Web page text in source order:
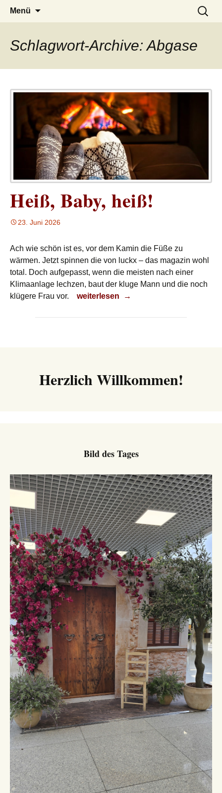
LUCKX
– das Magazin
Menü
Suchen
nach:
Schlagwort-Archive: Abgase
Heiß, Baby, heiß!
23. Juni 2026
Ach wie schön ist es, vor dem Kamin die Füße zu
wärmen. Jetzt spinnen die von luckx – das magazin wohl
total. Doch aufgepasst, wenn die meisten nach einer
Klimaanlage lechzen, baut der kluge Mann und die noch
klügere Frau vor.
Heiß, Baby, heiß!
weiterlesen →
Herzlich Willkommen!
Bild des Tages